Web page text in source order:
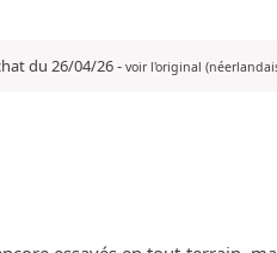
du 26/04/26- voir l'original